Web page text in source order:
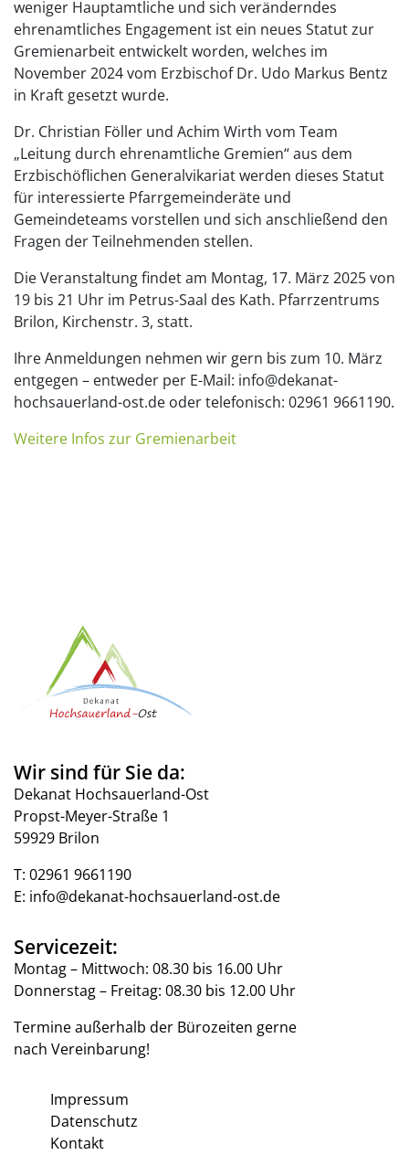
weniger Hauptamtliche und sich veränderndes
ehrenamtliches Engagement ist ein neues Statut zur
Gremienarbeit entwickelt worden, welches im
November 2024 vom Erzbischof Dr. Udo Markus Bentz
in Kraft gesetzt wurde.
Dr. Christian Föller und Achim Wirth vom Team
„Leitung durch ehrenamtliche Gremien“ aus dem
Erzbischöflichen Generalvikariat werden dieses Statut
für interessierte Pfarrgemeinderäte und
Gemeindeteams vorstellen und sich anschließend den
Fragen der Teilnehmenden stellen.
Die Veranstaltung findet am Montag, 17. März 2025 von
19 bis 21 Uhr im Petrus-Saal des Kath. Pfarrzentrums
Brilon, Kirchenstr. 3, statt.
Ihre Anmeldungen nehmen wir gern bis zum 10. März
entgegen – entweder per E-Mail: info@dekanat-
hochsauerland-ost.de oder telefonisch: 02961 9661190.
Weitere Infos zur Gremienarbeit
Wir sind für Sie da:
Dekanat Hochsauerland-Ost
Propst-Meyer-Straße 1
59929 Brilon
T: 02961 9661190
E: info@dekanat-hochsauerland-ost.de
Servicezeit:
Montag – Mittwoch: 08.30 bis 16.00 Uhr
Donnerstag – Freitag: 08.30 bis 12.00 Uhr
Termine außerhalb der Bürozeiten gerne
nach Vereinbarung!
Impressum
Datenschutz
Kontakt